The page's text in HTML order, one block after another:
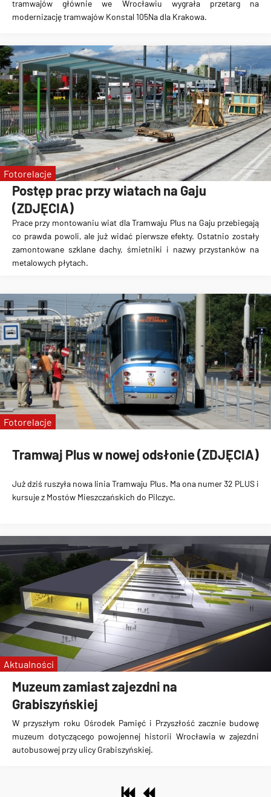
tramwajów głównie we Wrocławiu wygrała przetarg na
modernizację tramwajów Konstal 105Na dla Krakowa.
Postęp prac przy wiatach na Gaju
(ZDJĘCIA)
Prace przy montowaniu wiat dla Tramwaju Plus na Gaju przebiegają
co prawda powoli, ale już widać pierwsze efekty. Ostatnio zostały
zamontowane szklane dachy, śmietniki i nazwy przystanków na
metalowych płytach.
Fotorelacje
Tramwaj Plus w nowej odsłonie (ZDJĘCIA)
Już dziś ruszyła nowa liniaTramwaju Plus. Ma ona numer32 PLUS i
kursuje z Mostów Mieszczańskich do Pilczyc.
Fotorelacje
Muzeum zamiast zajezdni na
Grabiszyńskiej
W przyszłym roku Ośrodek Pamięć i Przyszłość zacznie budowę
muzeum dotyczącego powojennej historii Wrocławia w zajezdni
autobusowej przy ulicy Grabiszyńskiej.
Aktualności